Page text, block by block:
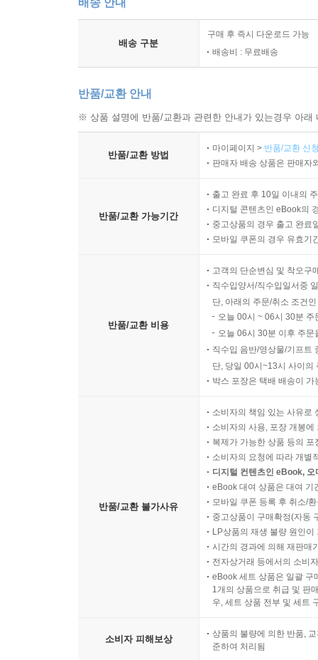
배송 구분
구매 후 즉시 다운로드 가능
배송비 : 무료배송
반품/교환 안내
※ 상품 설명에 반품/교환과 관련한 안내가 있는경우 아
반품/교환 방법
마이페이지 > 반품/교환 신
판매자 배송 상품은 판매자
반품/교환 가능기간
출고 완료 후 10일 이내의
디지털 콘텐츠인 eBook의
중고상품의 경우 출고 완료
모바일 쿠폰의 경우 유효기
반품/교환 비용
고객의 단순변심 및 착오구
직수입양서/직수입일서중
단, 아래의 주문/취소 조건
오늘 00시 ~ 06시 30분
오늘 06시 30분 이후 주
직수입 음반/영상물/기프트
단, 당일 00시~13시 사이의
박스 포장은 택배 배송이
반품/교환 불가사유
소비자의 책임 있는 사유로
소비자의 사용, 포장 개봉
복제가 가능한 상품 등의
소비자의 요청에 따라 개별
디지털 컨텐츠인 eBook,
eBook 대여 상품은 대여 기
모바일 쿠폰 등록 후 취소/
중고상품이 구매확정(자동
LP상품의 재생 불량 원인
시간의 경과에 의해 재판매
전자상거래 등에서의 소비
eBook 세트 상품은 일괄 구
1개의 상품으로 취급 및 판
우, 세트 상품 전부 및 세트
소비자 피해보상
상품의 불량에 의한 반품,
준하여 처리됨